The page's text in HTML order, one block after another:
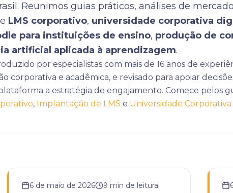
Reunimos guias práticos, análises de
LMS corporativo, universidade corporativa
para instituições de ensino, produção de
artificial aplicada à aprendizagem.
por especialistas com mais de 16 anos de
corporativa e acadêmica, e revisado para apoiar
a estratégia de engajamento. Comece pelos
, Implantação de LMS e Universidade Corporativa
6 de maio de 2026 9 min de leitura